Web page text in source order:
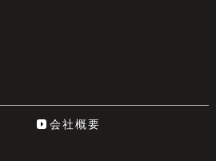
会社概要